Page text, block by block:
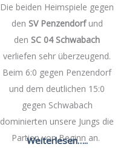
Die beiden Heimspiele gegen
den SV Penzendorfund
den SC 04 Schwabach
verliefen sehr überzeugend.
Beim 6:0 gegen Penzendorf
und dem deutlichen 15:0
gegen Schwabach
dominierten unsere Jungs die
Partien von Beginn an.
Weiterlesen…..